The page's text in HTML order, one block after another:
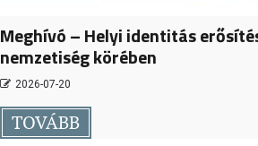
Meghívó – Helyi identitás
nemzetiség körében
2026-07-20
TOVÁBB